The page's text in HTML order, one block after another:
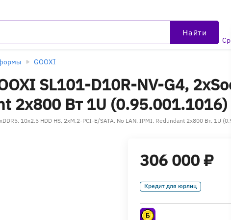
Найти
GOOXI
SL101-D10R-NV-G4,
2x800 Вт 1U (0.95.001.1016)
10x2.5 HDD HS, 2xM.2-PCI-E/SATA, No LAN, IPMI, Redundant 2x800 Вт, 1U
306 000 ₽
Кредит для юрлиц